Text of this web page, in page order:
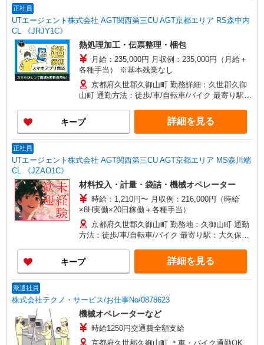
正社員
UTエージェント株式会社 AGT関西第三CU AGT京都エリア RS森中内
CL 《JRJY1C》
熱処理加工・伝票整理・梱包
月給：235,000円 月収例：235,000円（月給＋
各種手当） ※基本残業なし
京都府久世郡久御山町 勤務詳細：久世郡久御
山町 通勤方法：徒歩/車/自転車/バイク 最寄り駅：
キープ 詳細を見る
正社員
UTエージェント株式会社 AGT関西第三CU AGT京都エリア MS森川端
CL 《JZAO1C》
材料投入・計量・袋詰・機械オペレーター
時給：1,210円〜 月収例：216,000円（時給
×8H実働×20日稼働＋各種手当）
京都府久世郡久御山町 勤務地：久御山町 通勤
方法：徒歩/車/自転車/バイク 最寄り駅：大久保駅
キープ 詳細を見る
派遣社員
株式会社テクノ・サービス/お仕事No/0878623
機械オペレーターなど
時給1250円交通費全額支給
京都府久世郡久御山町 ＊車・バイク通勤OK